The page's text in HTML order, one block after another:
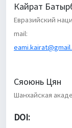
Кайрат
Евразийский
mail:
Сяоюнь Цян
Шанхайская
DOI: